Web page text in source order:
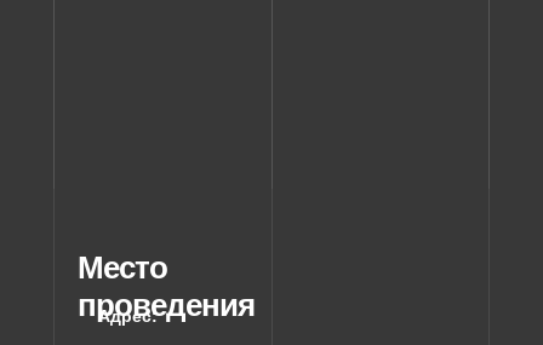
Место
проведения
Адрес: